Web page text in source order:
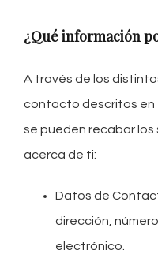
¿Qué información
A través de los
contacto descritos en
se pueden recabar
acerca de ti:
Datos de
dirección,
electrónico.